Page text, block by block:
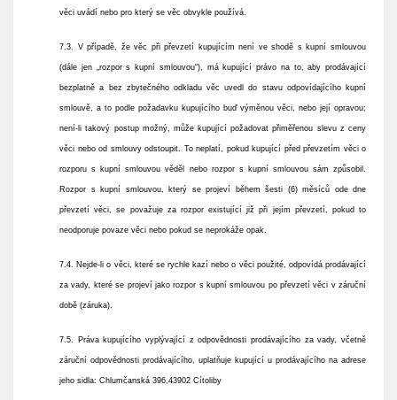
věci uvádí nebo pro který se věc obvykle používá.
7.3. V případě, že věc při převzetí kupujícím není ve shodě s kupní smlouvou
(dále jen „rozpor s kupní smlouvou“), má kupující právo na to, aby prodávající
bezplatně a bez zbytečného odkladu věc uvedl do stavu odpovídajícího kupní
smlouvě, a to podle požadavku kupujícího buď výměnou věci, nebo její opravou;
není-li takový postup možný, může kupující požadovat přiměřenou slevu z ceny
věci nebo od smlouvy odstoupit. To neplatí, pokud kupující před převzetím věci o
rozporu s kupní smlouvou věděl nebo rozpor s kupní smlouvou sám způsobil.
Rozpor s kupní smlouvou, který se projeví během šesti (6) měsíců ode dne
převzetí věci, se považuje za rozpor existující již při jejím převzetí, pokud to
neodporuje povaze věci nebo pokud se neprokáže opak.
7.4. Nejde-li o věci, které se rychle kazí nebo o věci použité, odpovídá prodávající
za vady, které se projeví jako rozpor s kupní smlouvou po převzetí věci v záruční
době (záruka).
7.5. Práva kupujícího vyplývající z odpovědnosti prodávajícího za vady, včetně
záruční odpovědnosti prodávajícího, uplatňuje kupující u prodávajícího na adrese
jehosidla: Chlumčanská 396,43902 Cítoliby